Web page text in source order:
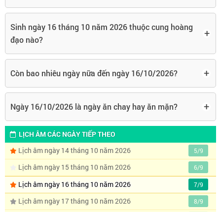
Sinh ngày 16 tháng 10 năm 2026 thuộc cung hoàng
đạo nào?
+
Còn bao nhiêu ngày nữa đến ngày 16/10/2026? +
Ngày 16/10/2026 là ngày ăn chay hay ăn mặn? +
LỊCH ÂM CÁC NGÀY TIẾP THEO
Lịch âm ngày 14 tháng 10 năm 2026
5/9
Lịch âm ngày 15 tháng 10 năm 2026 6/9
Lịch âm ngày 16 tháng 10 năm 2026 7/9
Lịch âm ngày 17 tháng 10 năm 2026 8/9